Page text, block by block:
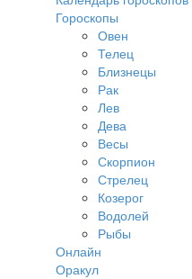
Гороскопы
Овен
Телец
Близнецы
Рак
Лев
Дева
Весы
Скорпион
Стрелец
Козерог
Водолей
Рыбы
Онлайн
Оракул